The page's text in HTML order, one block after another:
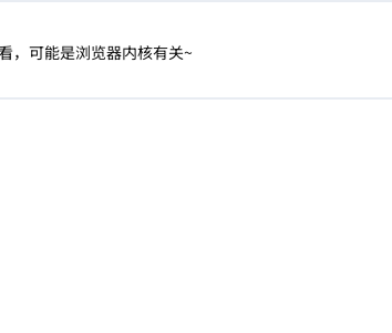
，可能是浏览器内核有关~